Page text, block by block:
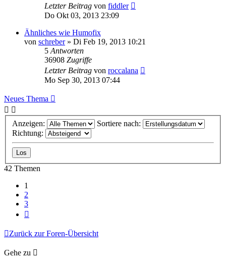
Letzter Beitrag von fiddler
Do Okt 03, 2013 23:09
Ähnliches wie Humofix
von schreber» Di Feb 19, 2013 10:21
5 Antworten
36908 Zugriffe
Letzter Beitrag von roccalana
Mo Sep 30, 2013 07:44
Neues Thema
Anzeigen:
Sortiere nach:
Richtung:
42 Themen
1
2
3
Zurück zur Foren-Übersicht
Gehe zu